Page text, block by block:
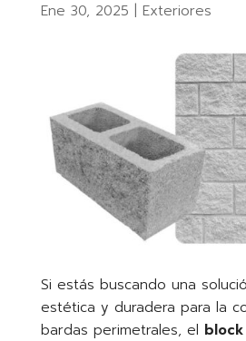
Ene 30, 2025 Exteriores
Si estás buscando una
estética y duradera para la
bardas perimetrales, el